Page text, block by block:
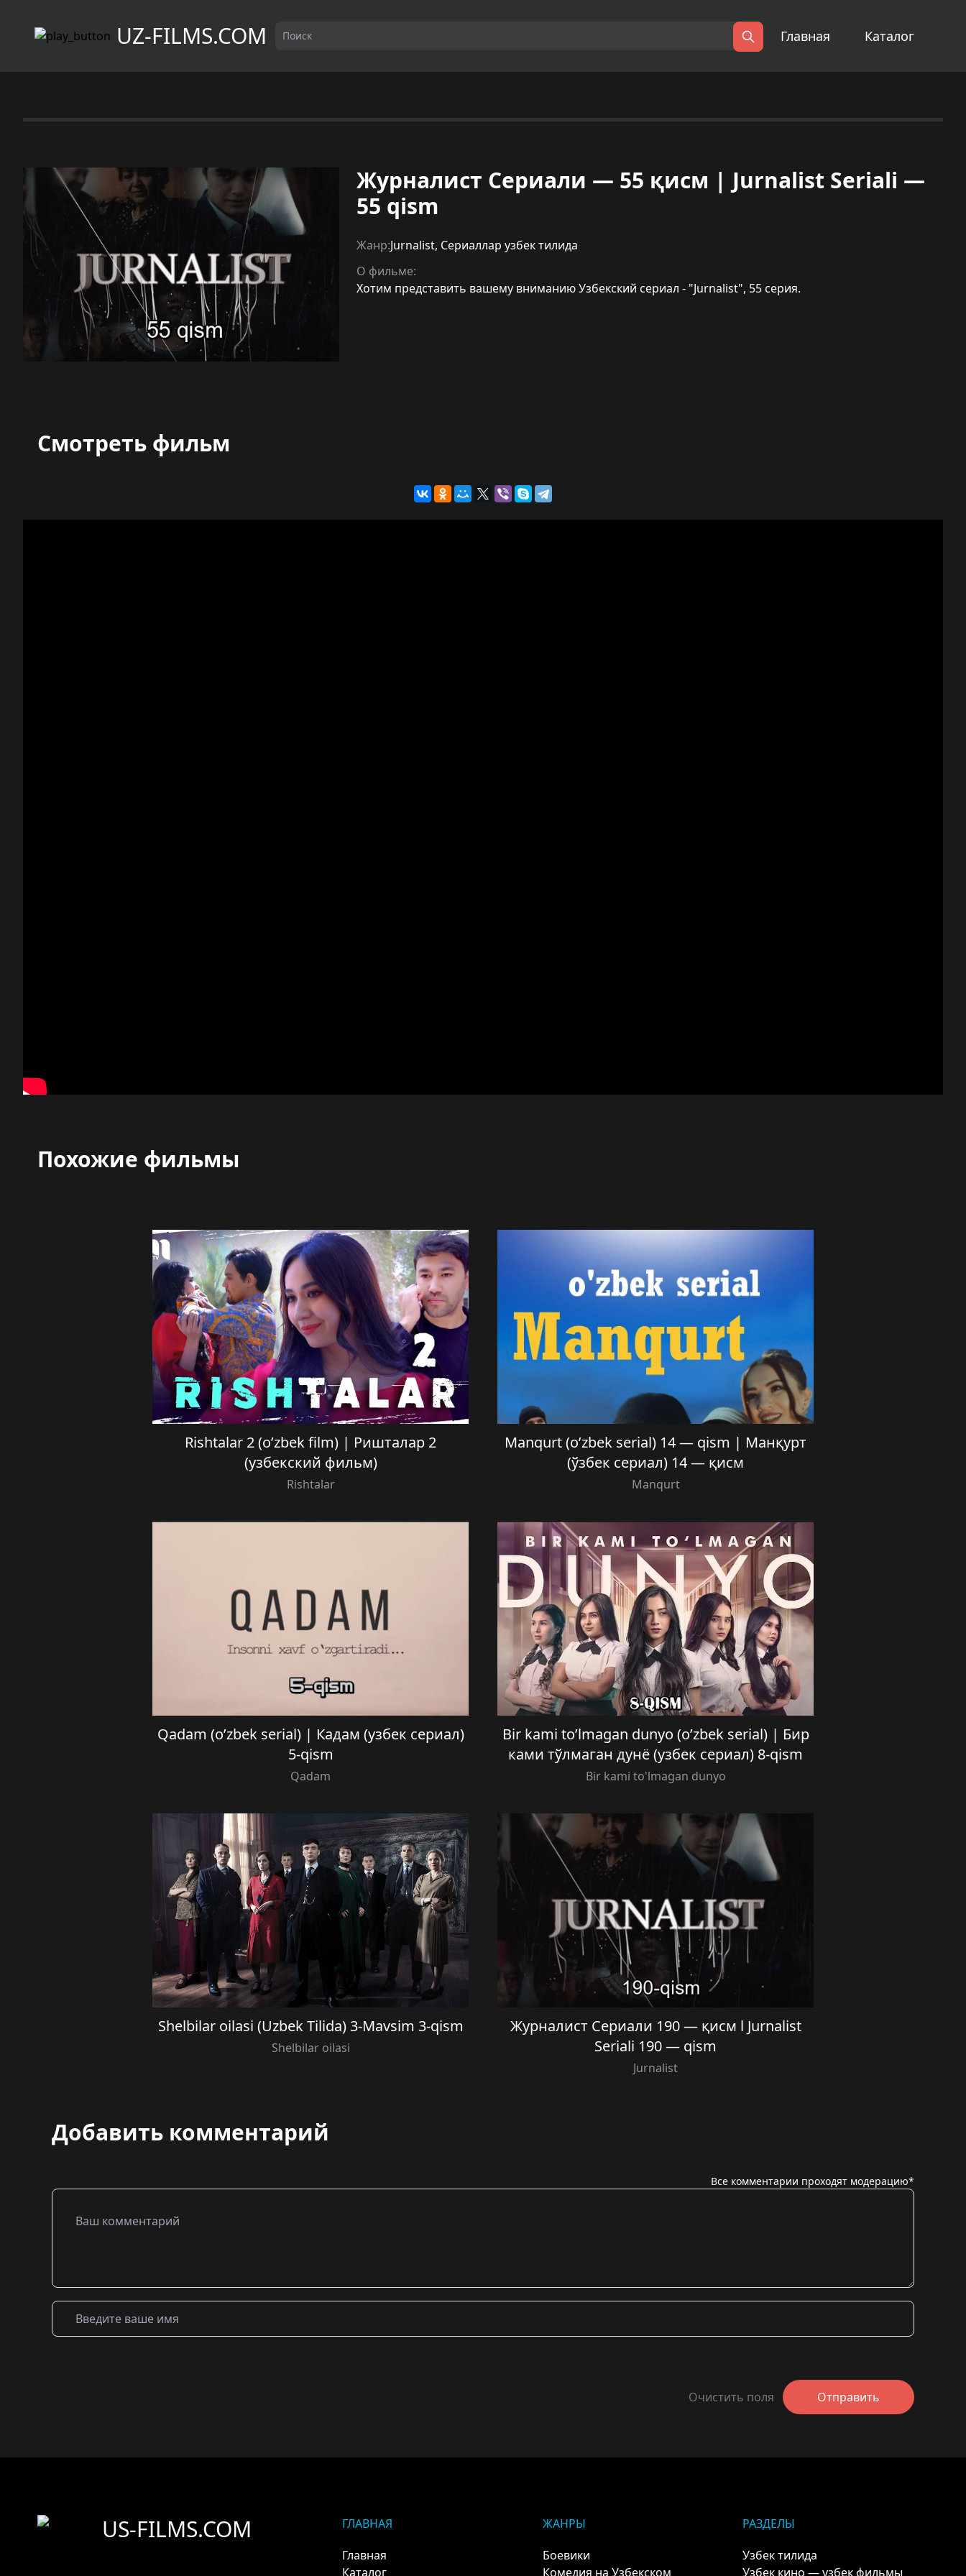
UZ-FILMS.COM Поиск
Главная Каталог
Журналист Сериали — 55 қисм | Jurnalist Seriali —
55 qism
Жанр:Jurnalist, Сериаллар узбек тилида
О фильме:
Хотим представить вашему вниманию Узбекский сериал - "Jurnalist", 55 серия.
Смотреть фильм
Похожие фильмы
Rishtalar 2 (o’zbek film) | Ришталар 2
(узбекский фильм)
Rishtalar
Manqurt (o’zbek serial) 14 — qism | Манқурт
(ўзбек сериал) 14 — қисм
Manqurt
Qadam (o’zbek serial) | Кадам (узбек сериал)
5-qism
Qadam
Bir kami to’lmagan dunyo (o’zbek serial) | Бир
ками тўлмаган дунё (узбек сериал) 8-qism
Bir kami to'lmagan dunyo
Shelbilar oilasi (Uzbek Tilida) 3-Mavsim 3-qism
Shelbilar oilasi
Журналист Сериали 190 — қисм l Jurnalist
Seriali 190 — qism
Jurnalist
Добавить комментарий
Все комментарии проходят модерацию*
Очистить поля Отправить
US-FILMS.COM
ГЛАВНАЯ
Главная
Каталог
ЖАНРЫ
Боевики
Комедия на Узбекском
РАЗДЕЛЫ
Узбек тилида
Узбек кино — узбек фильмы